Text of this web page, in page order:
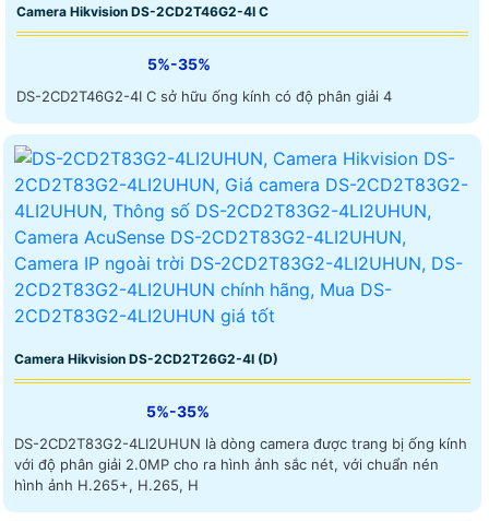
Camera Hikvision DS-2CD2T46G2-4I C
5%-35%
DS-2CD2T46G2-4I C sở hữu ống kính có độ phân giải 4
Camera Hikvision DS-2CD2T26G2-4I (D)
5%-35%
DS-2CD2T83G2-4LI2UHUN là dòng camera được trang bị ống kính
với độ phân giải 2.0MP cho ra hình ảnh sắc nét, với chuẩn nén
hình ảnh H.265+, H.265, H